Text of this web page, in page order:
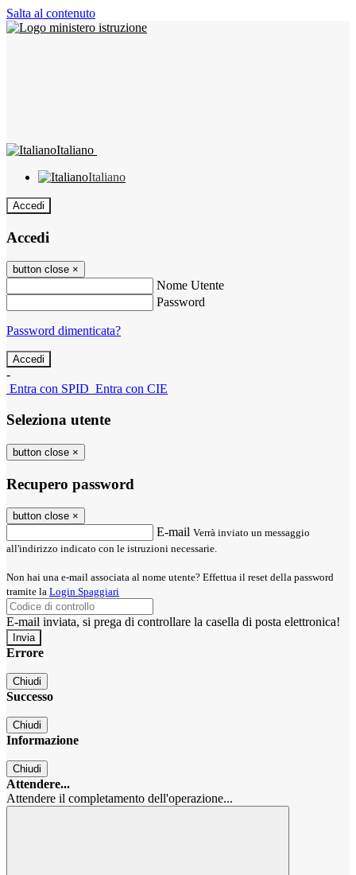
Salta al contenuto
Italiano
Italiano
Accedi
Accedi
button close ×
Nome Utente
Password
Password dimenticata?
-
Entra con SPID Entra con CIE
Seleziona utente
button close ×
Recupero password
button close ×
E-mail Verrà inviato un messaggio
all'indirizzo indicato con le istruzioni necessarie.
Non hai una e-mail associata al nome utente? Effettua il reset della password
tramite la Login Spaggiari
E-mail inviata, si prega di controllare la casella di posta elettronica!
Errore
Chiudi
Successo
Chiudi
Informazione
Chiudi
Attendere...
Attendere il completamento dell'operazione...